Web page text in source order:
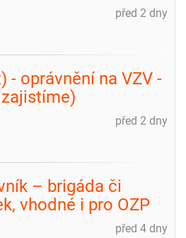
před 2 dny
- oprávnění na VZV -
před 2 dny
– brigáda či
vhodné i pro OZP
před 4 dny